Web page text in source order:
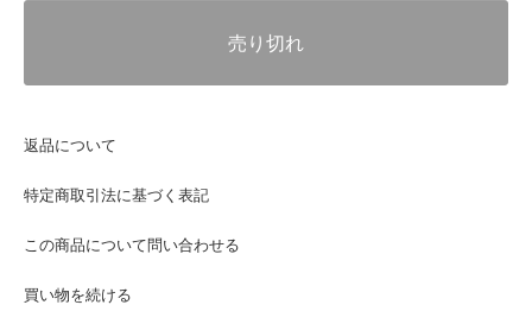
売り切れ
返品について
特定商取引法に基づく表記
この商品について問い合わせる
買い物を続ける